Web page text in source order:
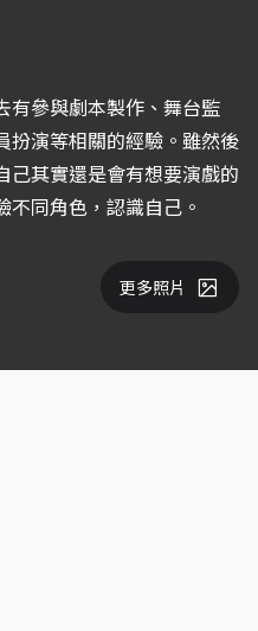
有參與劇本製作、舞台監
扮演等相關的經驗。雖然後
己其實還是會有想要演戲的
同角色，認識自己。
更多照片